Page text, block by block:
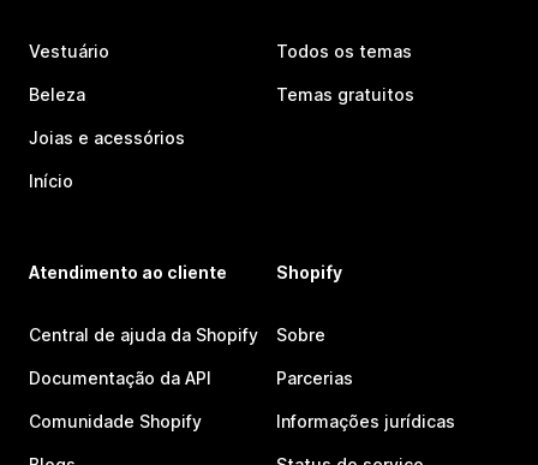
Vestuário
Beleza
Joias e acessórios
Início
Todos os temas
Temas gratuitos
Atendimento ao cliente
Central de ajuda da Shopify
Documentação da API
Comunidade Shopify
Shopify
Sobre
Parcerias
Informações jurídicas